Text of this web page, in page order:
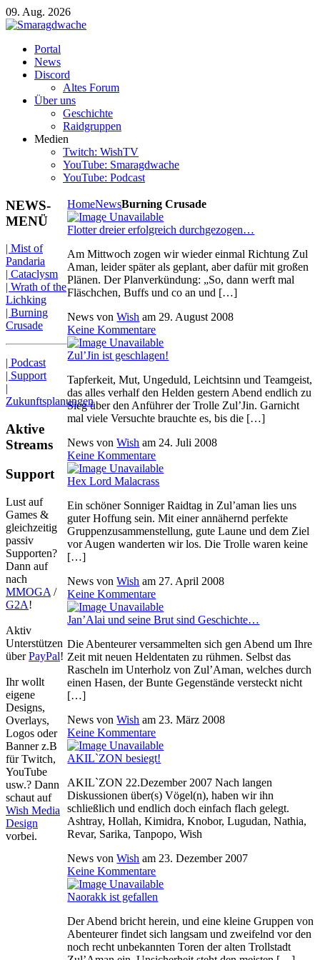
09. Aug. 2026
Portal
News
Discord
Altes Forum
Über uns
Geschichte
Raidgruppen
Medien
Twitch: WishTV
YouTube: Smaragdwache
YouTube: Podcast
HomeNewsBurning Crusade
Flotter dreier erfolgreich durchgezogen…
Am Mittwoch zogen wir wieder einmal Richtung Zul
Aman, leider später als geplant, aber dafür mit großen
Plänen. Der Planverkündung: „So, dann werft mal
Fläschchen, Buffs und co an und […]
News vonWish am 29. August 2008
Keine Kommentare
Zul’Jin ist geschlagen!
Tapferkeit, Mut, Ungeduld, Leichtsinn und Teamgeist,
das alles verhalf den Helden gestern Abend endlich zu
Sieg über den Anführer der Trolle Zul’Jin. Garnicht
mal viele Versuchte brauchte es, bis die […]
News vonWish am 24. Juli 2008
Keine Kommentare
Hex Lord Malacrass
Ein schöner Sonniger Raidtag in Zul’aman lies uns
guter Hoffung sein. Mit einer annähernd perfekte
Gruppenzusammenstellung, gute Laune und dem Ziel
vor Augen wanderten wir los. Die Trolle waren keine
[…]
News vonWish am 27. April 2008
Keine Kommentare
Jan’Alai und seine Brut sind Geschichte…
Die Abenteurer versammelten sich gen Abend um Ihre
Zeit mit neuen Heldentaten zu rühmen. Selbst das
Rascheln im Unterholz von Zul’Aman, welches durch
einen Hasen, der Bunte Gegenstände versteckt nicht
[…]
News vonWish am 23. März 2008
Keine Kommentare
AKIL`ZON besiegt!
AKIL`ZON 22.Dezember 2007 Nach langen
Diskussionen über(s) Vögel(n), haben wir ihn
schließlich und endlich doch einfach flach gelegt.
Ashtray, Hollah, Kimidra, Knobor, Lugudan, Nathia,
Revar, Sarika, Tanpopo, Wish
News vonWish am 23. Dezember 2007
Keine Kommentare
Naorakk ist gefallen
Der Abend bricht herein, und eine kleine Gruppen von
Abenteurer findet sich langsam und zweifelnd vor den
noch recht unbekannten Toren der alten Trollstadt
NEWS-
MENÜ
| Mist of
Pandaria
| Cataclysm
| Wrath of the
Lichking
| Burning
Crusade
| Podcast
| Support
|
Zukunftsplanungen
Aktive
Streams
Support
Lust auf
Games &
gleichzeitig
passiv
Supporten?
Dann auf
nach
MMOGA /
G2A!
Aktiv
Unterstützen
überPayPal!
Ihr wollt
eigene
Designs,
Overlays,
Logos oder
Banner z.B
für Twitch,
YouTube
usw.? Dann
schaut auf
Wish Media
Design
vorbei.